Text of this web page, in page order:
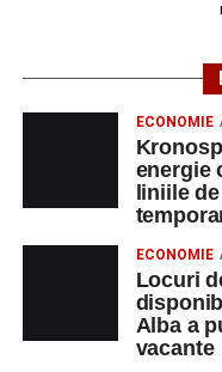
ECONOMIE
energie
liniile
ECONOMIE
Locuri
Alba a
vacante